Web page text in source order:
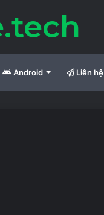
Android Liên hệ